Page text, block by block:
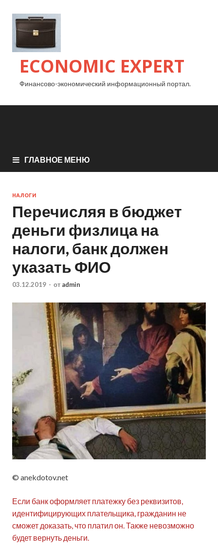
ECONOMIC EXPERT
Финансово-экономический информационный портал.
ГЛАВНОЕ МЕНЮ
НАЛОГИ
Перечисляя в бюджет
деньги физлица на
налоги, банк должен
указать ФИО
03.12.2019 - от admin
© anekdotov.net
Если банк оформляет платежку без реквизитов,
идентифицирующих плательщика, гражданин не
сможет доказать, что платил он. Также невозможно
будет вернуть деньги.